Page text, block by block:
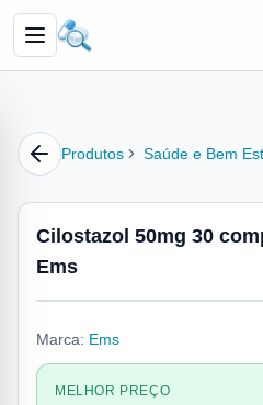
Produtos Saúde e Bem
Cilostazol 50mg 30
Ems
Marca: Ems
MELHOR PREÇO